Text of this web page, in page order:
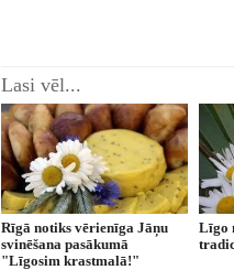
Lasi vēl...
Rīgā notiks vērienīga Jāņu
svinēšana pasākumā
"Līgosim krastmalā!"
Līgo